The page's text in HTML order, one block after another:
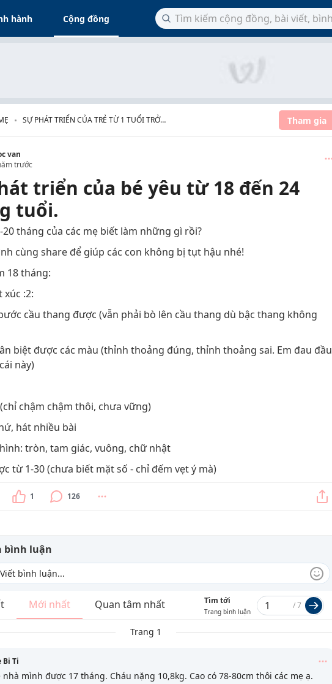
hành Cộng đồng
SỰ PHÁT TRIỂN CỦA TRẺ TỪ 1 TUỔI TRỞ
Tham gia
van
trước
triển của bé yêu từ 18 đến 24
tuổi.
20 tháng của các mẹ biết làm những gì rồi?
cùng share để giúp các con không bị tụt hậu nhé!
18 tháng:
xúc :2:
cầu thang được (vẫn phải bò lên cầu thang dù bậc thang không
biệt được các màu (thỉnh thoảng đúng, thỉnh thoảng sai. Em đau đầu
này)
chậm chậm thôi, chưa vững)
hát nhiều bài
tròn, tam giác, vuông, chữ nhật
từ 1-30 (chưa biết mặt số - chỉ đếm vẹt ý mà)
1 126
bình luận
Mới nhất Quan tâm nhất Tìm tới
Trang bình luận
/7
Trang 1
Bi Ti
nhà mình được 17 tháng. Cháu nặng 10,8kg. Cao có 78-80cm thôi các mẹ ạ.